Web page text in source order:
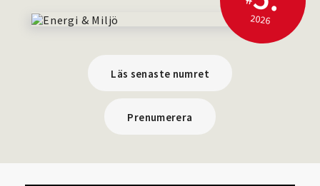
2026
Läs senaste numret
Prenumerera